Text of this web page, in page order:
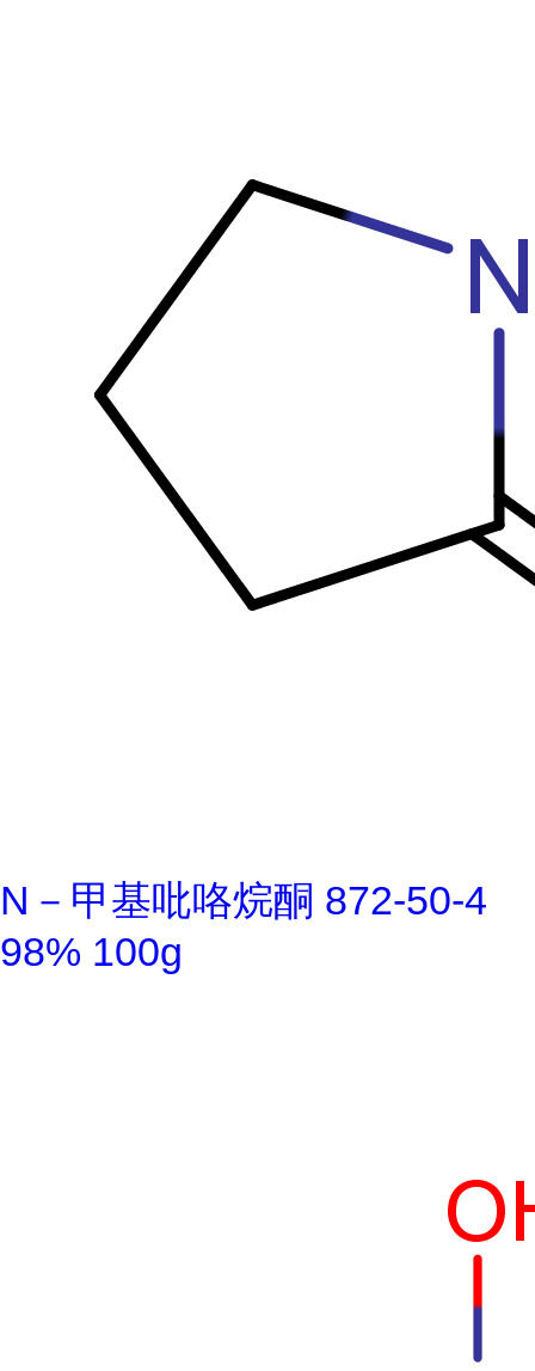
N－甲基吡咯烷酮 872-50-4
98% 100g